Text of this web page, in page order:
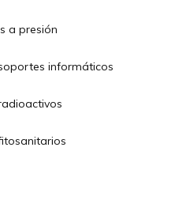
a presión
informáticos